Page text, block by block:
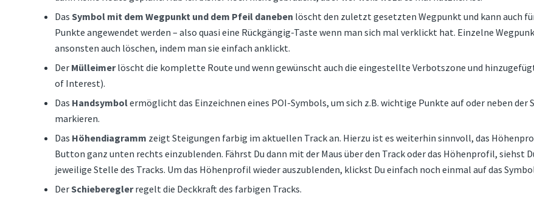
Das Symbol mit dem Wegpunkt und dem Pfeil daneben löscht den zuletzt gesetzten Wegpunkt und kann auch
Punkte angewendet werden – also quasi eine Rückgängig-Taste wenn man sich mal verklickt hat. Einzelne
ansonsten auch löschen, indem man sie einfach anklickt.
Der Mülleimerlöscht die komplette Route und wenn gewünscht auch die eingestellte Verbotszone und
of Interest).
Das Handsymbolermöglicht das Einzeichnen eines POI-Symbols, um sich z.B. wichtige Punkte auf oder neben der
markieren.
Das Höhendiagramm zeigt Steigungen farbig im aktuellen Track an. Hierzu ist es weiterhin sinnvoll, das
Button ganz unten rechts einzublenden. Fährst Du dann mit der Maus über den Track oder das Höhenprofil, siehst
jeweilige Stelle des Tracks. Um das Höhenprofil wieder auszublenden, klickst Du einfach noch einmal auf das
DerSchiebereglerregelt die Deckkraft des farbigen Tracks.